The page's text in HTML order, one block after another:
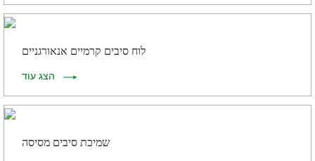
לוח סיבים קרמיים אנאורגניים
הצג עוד
שמיכת סיבים מסיסה